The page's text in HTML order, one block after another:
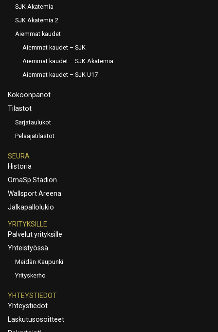
SJK Akatemia
SJK Akatemia 2
Aiemmat kaudet
Aiemmat kaudet – SJK
Aiemmat kaudet – SJK Akatemia
Aiemmat kaudet – SJK U17
Kokoonpanot
Tilastot
Sarjataulukot
Pelaajatilastot
SEURA
Historia
OmaSp Stadion
Wallsport Areena
Jalkapallolukio
YRITYKSILLE
Palvelut yrityksille
Yhteistyössä
Meidän Kaupunki
Yrityskerho
YHTEYSTIEDOT
Yhteystiedot
Laskutusosoitteet